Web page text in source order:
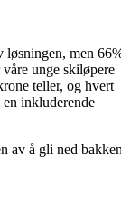
løsningen, men
unge skiløpere
teller, og hvert
inkluderende
av å gli ned